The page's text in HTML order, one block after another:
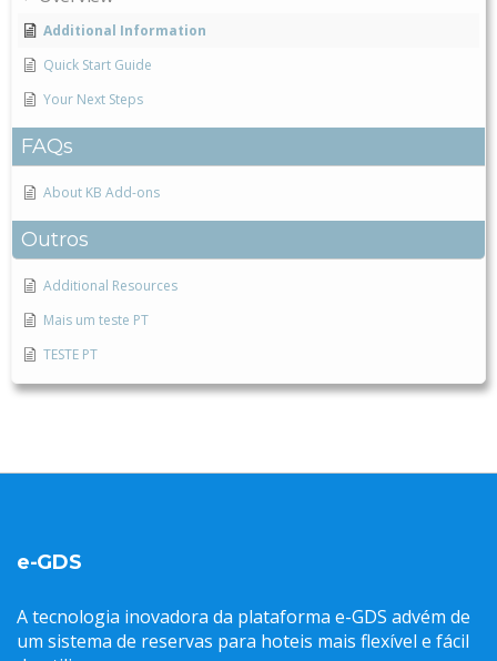
Additional Information
Quick Start Guide
Your Next Steps
FAQs
About KB Add-ons
Outros
Additional Resources
Mais um teste PT
TESTE PT
e-GDS
A tecnologia inovadora da plataforma e-GDS advém de
um sistema de reservas para hoteis mais flexível e fácil